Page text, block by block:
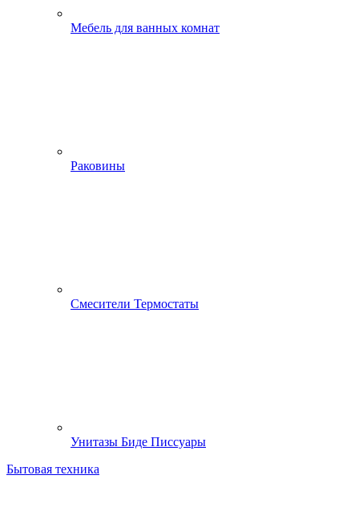
Мебель для ванных комнат
Раковины
Смесители Термостаты
Унитазы Биде Писсуары
Бытовая техника